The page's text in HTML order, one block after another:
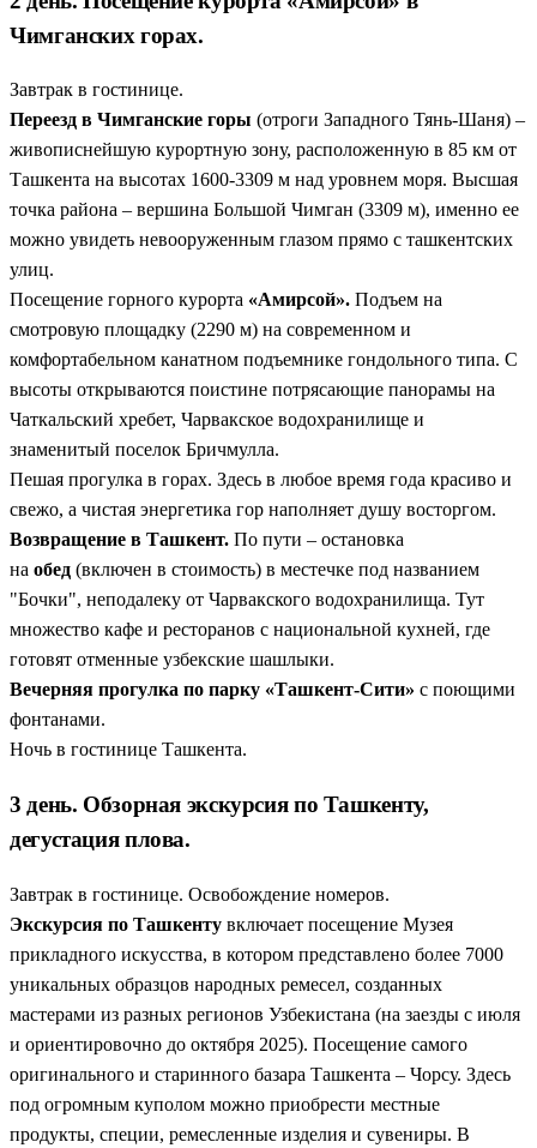
Чимганских горах.
Завтрак в гостинице.
Переезд в Чимганские горы (отроги Западного Тянь-Шаня) –
живописнейшую курортную зону, расположенную в 85 км от
Ташкента на высотах 1600-3309 м над уровнем моря. Высшая
точка района – вершина Большой Чимган (3309 м), именно ее
можно увидеть невооруженным глазом прямо с ташкентских
улиц.
Посещение горного курорта «Амирсой». Подъем на
смотровую площадку (2290 м) на современном и
комфортабельном канатном подъемнике гондольного типа. С
высоты открываются поистине потрясающие панорамы на
Чаткальский хребет, Чарвакское водохранилище и
знаменитый поселок Бричмулла.
Пешая прогулка в горах. Здесь в любое время года красиво и
свежо, а чистая энергетика гор наполняет душу восторгом.
Возвращение в Ташкент. По пути – остановка
на обед (включен в стоимость) в местечке под названием
"Бочки", неподалеку от Чарвакского водохранилища. Тут
множество кафе и ресторанов с национальной кухней, где
готовят отменные узбекские шашлыки.
Вечерняя прогулка по парку «Ташкент-Сити» с поющими
фонтанами.
Ночь в гостинице Ташкента.
3 день. Обзорная экскурсия по Ташкенту,
дегустация плова.
Завтрак в гостинице. Освобождение номеров.
Экскурсия по Ташкенту включает посещение Музея
прикладного искусства, в котором представлено более 7000
уникальных образцов народных ремесел, созданных
мастерами из разных регионов Узбекистана (на заезды с июля
и ориентировочно до октября 2025). Посещение самого
оригинального и старинного базара Ташкента – Чорсу. Здесь
под огромным куполом можно приобрести местные
продукты, специи, ремесленные изделия и сувениры. В